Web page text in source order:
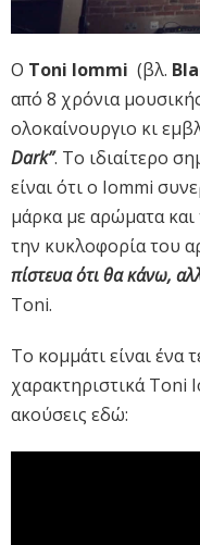
O Toni Iommi (βλ.
από 8 χρόνια
ολοκαίνουργιο κι
Dark”. Το ιδιαίτερο
είναι ότι ο Iommi
μάρκα με αρώματα
την κυκλοφορία του
πίστευα ότι θα κάνω,
Toni.
Το κομμάτι είναι ένα
χαρακτηριστικά Toni
ακούσεις εδώ: